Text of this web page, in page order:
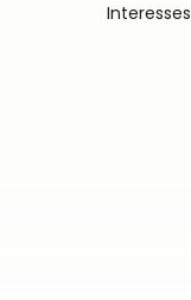
Interesses